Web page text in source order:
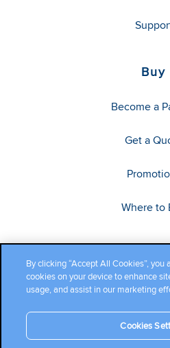
Buy
Become a
Get a
Where to
By clicking “Accept All Cookies”,
cookies on your device to enhance
usage, and assist in our marketing
Cookies